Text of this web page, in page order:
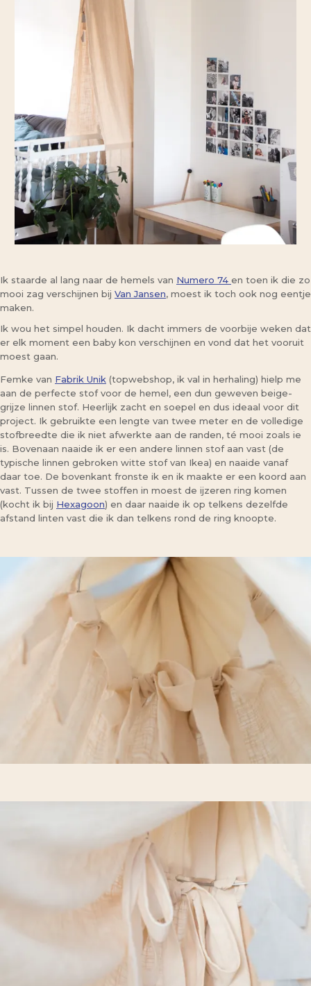
Ik staarde al lang naar de hemels van Numero 74 en toen ik die zo
mooi zag verschijnen bij Van Jansen, moest ik toch ook nog eentje
maken.
Ik wou het simpel houden. Ik dacht immers de voorbije weken dat
er elk moment een baby kon verschijnen en vond dat het vooruit
moest gaan.
Femke van Fabrik Unik (topwebshop, ik val in herhaling) hielp me
aan de perfecte stof voor de hemel, een dun geweven beige-
grijze linnen stof. Heerlijk zacht en soepel en dus ideaal voor dit
project. Ik gebruikte een lengte van twee meter en de volledige
stofbreedte die ik niet afwerkte aan de randen, té mooi zoals ie
is. Bovenaan naaide ik er een andere linnen stof aan vast (de
typische linnen gebroken witte stof van Ikea) en naaide vanaf
daar toe. De bovenkant fronste ik en ik maakte er een koord aan
vast. Tussen de twee stoffen in moest de ijzeren ring komen
(kocht ik bij Hexagoon) en daar naaide ik op telkens dezelfde
afstand linten vast die ik dan telkens rond de ring knoopte.